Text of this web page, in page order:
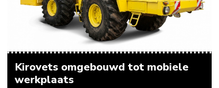
Kirovets omgebouwd tot mobiele
werkplaats